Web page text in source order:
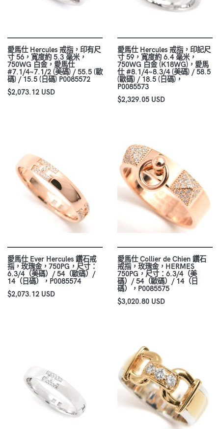
愛馬仕 Hercules 戒指，印有尺
寸 56，寬度約 5.3 毫米，
750WG 白金，愛馬仕
#7.1/4~7.1/2 (美碼) / 55.5 (歐
碼) / 15.5 (日碼) P0085572
$2,073.12 USD
愛馬仕 Hercules 戒指，印記尺
寸 59，寬度約 6.4 毫米，
750WG 白金 (K18WG)，愛馬
仕 #8.1/4~8.3/4 (美碼) / 58.5
(歐碼) / 18.5 (日碼)，
P0085573
$2,329.05 USD
愛馬仕 Ever Hercules 鑽石戒
指，玫瑰金，750PG，尺寸：
6.3/4（美碼）/ 54（歐碼）/
14（日碼），P0085574
$2,073.12 USD
愛馬仕 Collier de Chien 鑽石
戒指，玫瑰金，HERMES
750PG，尺寸：6.3/4（美
碼）/ 54（歐碼）/ 14（日
碼），P0085575
$3,020.80 USD